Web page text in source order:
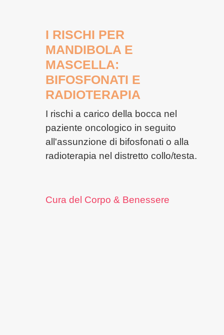
I RISCHI PER
MANDIBOLA E
MASCELLA:
BIFOSFONATI E
RADIOTERAPIA
I rischi a carico della bocca nel
paziente oncologico in seguito
all'assunzione di bifosfonati o alla
radioterapia nel distretto collo/testa.
Cura del Corpo & Benessere